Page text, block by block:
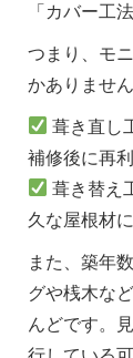
「カバー工
つまり、モ
かありません
葺き直し
補修後に再利
葺き替え
久な屋根材に
また、築年
グや桟木な
んどです。